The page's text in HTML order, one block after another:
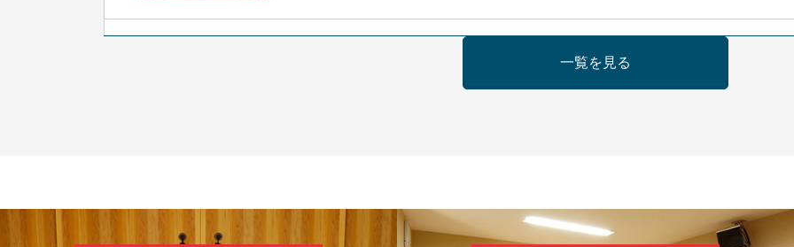
落語と日本舞踊の会 あわよか連 vol 1
一覧を見る